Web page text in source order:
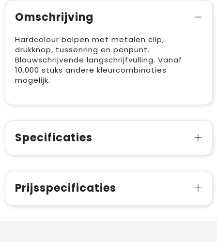
Omschrijving
Hardcolour balpen met metalen clip,
drukknop, tussenring en penpunt.
Blauwschrijvende langschrijfvulling. Vanaf
10.000 stuks andere kleurcombinaties
mogelijk.
Specificaties
Prijsspecificaties